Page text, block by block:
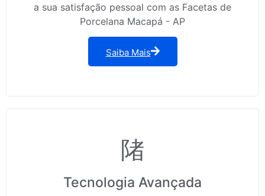
a sua satisfação pessoal com as Facetas de
Porcelana Macapá - AP
Saiba Mais
Tecnologia Avançada